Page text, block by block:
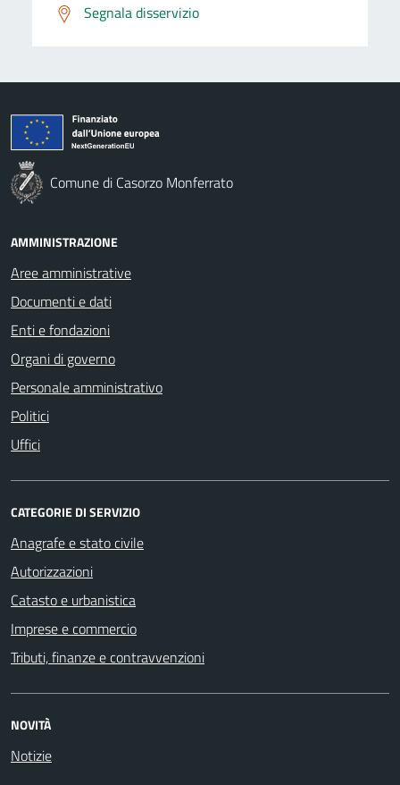
Segnala disservizio
Comune di Casorzo Monferrato
AMMINISTRAZIONE
Aree amministrative
Documenti e dati
Enti e fondazioni
Organi di governo
Personale amministrativo
Politici
Uffici
CATEGORIE DI SERVIZIO
Anagrafe e stato civile
Autorizzazioni
Catasto e urbanistica
Imprese e commercio
Tributi, finanze e contravvenzioni
NOVITÀ
Notizie